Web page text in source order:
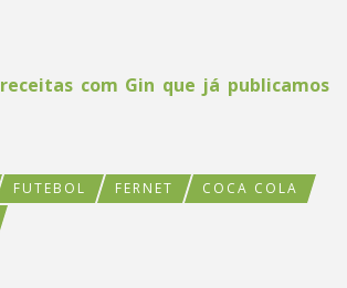
receitas com Gin que já publicamos
FUTEBOL FERNET
COCA COLA